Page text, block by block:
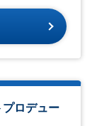
プロデュー